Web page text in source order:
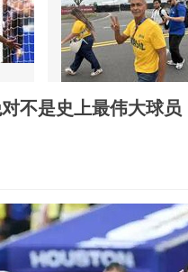
不是史上最伟大球